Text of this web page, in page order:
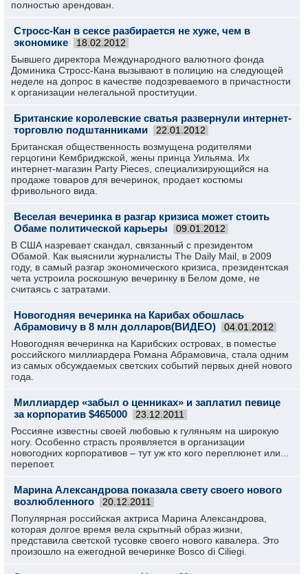
полностью арендован.
Стросс-Кан в сексе разбирается не хуже, чем в
экономике
18.02.2012
Бывшего директора Международного валютного фонда
Доминика Стросс-Кана вызывают в полицию на следующей
неделе на допрос в качестве подозреваемого в причастности
к организации нелегальной проституции.
Британские королевские сватья развернули интернет-
торговлю подштанниками
22.01.2012
Британская общественность возмущена родителями
герцогини Кембриджской, жены принца Уильяма. Их
интернет-магазин Party Pieces, специализирующийся на
продаже товаров для вечеринок, продает костюмы
фривольного вида.
Веселая вечеринка в разгар кризиса может стоить
Обаме политической карьеры
09.01.2012
В США назревает скандал, связанный с президентом
Обамой. Как выяснили журналисты The Daily Mail, в 2009
году, в самый разгар экономического кризиса, президентская
чета устроила роскошную вечеринку в Белом доме, не
считаясь с затратами.
Новогодняя вечеринка на Карибах обошлась
Абрамовичу в 8 млн долларов(ВИДЕО)
04.01.2012
Новогодняя вечеринка на Карибских островах, в поместье
российского миллиардера Романа Абрамовича, стала одним
из самых обсуждаемых светских событий первых дней нового
года.
Миллиардер «забыл о ценниках» и заплатил певице
за корпоратив $465000
23.12.2011
Россияне известны своей любовью к гуляньям на широкую
ногу. Особенно страсть проявляется в организации
новогодних корпоративов – тут уж кто кого переплюнет или...
перепоет.
Марина Александрова показала свету своего нового
возлюбленного
20.12.2011
Популярная российская актриса Марина Александрова,
которая долгое время вела скрытный образ жизни,
представила светской тусовке своего нового кавалера. Это
произошло на ежегодной вечеринке Bosco di Ciliegi.